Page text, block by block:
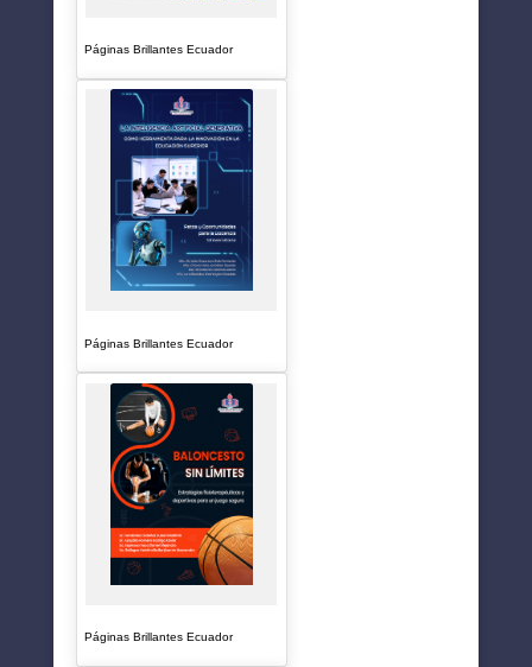
Páginas Brillantes Ecuador
Páginas Brillantes Ecuador
Páginas Brillantes Ecuador